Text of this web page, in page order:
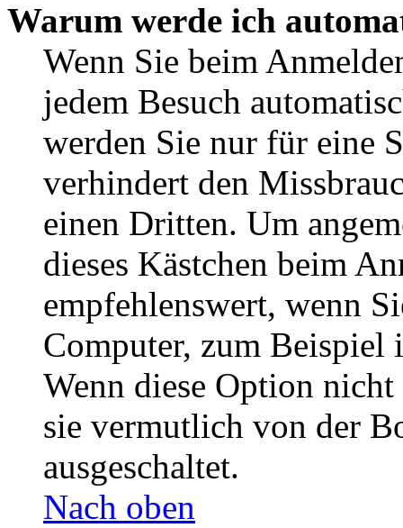
Warum werde ich
Wenn Sie beim
jedem Besuch
werden Sie nur für eine
verhindert den
einen Dritten. Um
dieses Kästchen beim
empfehlenswert, wenn
Computer, zum Beispiel
Wenn diese Option
sie vermutlich von der
ausgeschaltet.
Nach oben